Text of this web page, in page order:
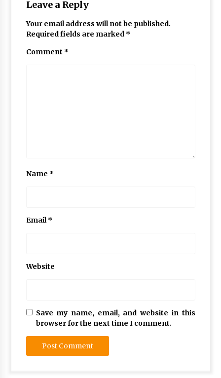
Leave a Reply
Your email address will not be published.
Required fields are marked *
Comment *
Name *
Email*
Website
Save my name, email, and website in this
browser for the next time I comment.